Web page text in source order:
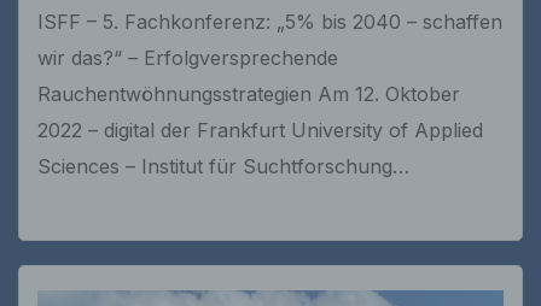
ISFF – 5. Fachkonferenz: „5% bis 2040 – schaffen
wir das?“ – Erfolgversprechende
Rauchentwöhnungsstrategien Am 12. Oktober
2022 – digital der Frankfurt University of Applied
Sciences – Institut für Suchtforschung…